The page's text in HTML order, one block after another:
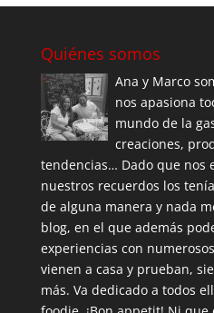
Quiénes somos
Ana y Marco
nos apasiona
mundo de la
creaciones,
tendencias… Dado que nos
nuestros recuerdos los
de alguna manera y nada
blog, en el que además
experiencias con
vienen a casa y prueban,
más. Va dedicado a todos